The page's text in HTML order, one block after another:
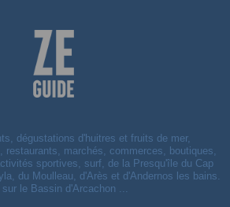
dégustations d'huitres et fruits de mer,
restaurants, marchés, commerces, boutiques,
sportives, surf, de la Presqu'île du Cap
du Moulleau, d'Arès et d'Andernos les bains.
sur le Bassin d'Arcachon ...